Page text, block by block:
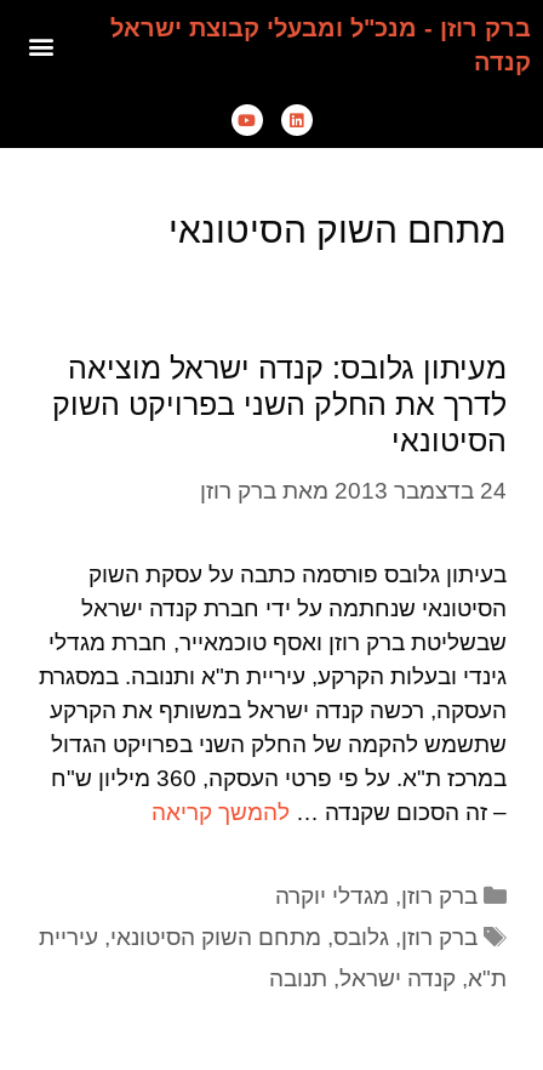
ברק רוזן - מנכ"ל ומבעלי קבוצת ישראל
קנדה
מתחם השוק הסיטונאי
מעיתון גלובס: קנדה ישראל מוציאה
לדרך את החלק השני בפרויקט השוק
הסיטונאי
24 בדצמבר 2013 מאת ברק רוזן
בעיתון גלובס פורסמה כתבה על עסקת השוק
הסיטונאי שנחתמה על ידי חברת קנדה ישראל
שבשליטת ברק רוזן ואסף טוכמאייר, חברת מגדלי
גינדי ובעלות הקרקע, עיריית ת"א ותנובה. במסגרת
העסקה, רכשה קנדה ישראל במשותף את הקרקע
שתשמש להקמה של החלק השני בפרויקט הגדול
במרכז ת"א. על פי פרטי העסקה, 360 מיליון ש"ח
– זה הסכום שקנדה … להמשך קריאה
ברק רוזן, מגדלי יוקרה
ברק רוזן,גלובס, מתחם השוק הסיטונאי, עיריית
ת"א, קנדה ישראל, תנובה